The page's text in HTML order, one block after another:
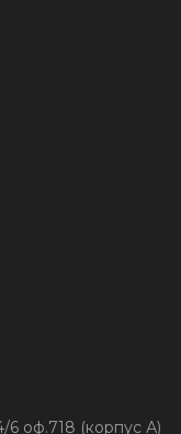
6 оф.718 (корпус А)